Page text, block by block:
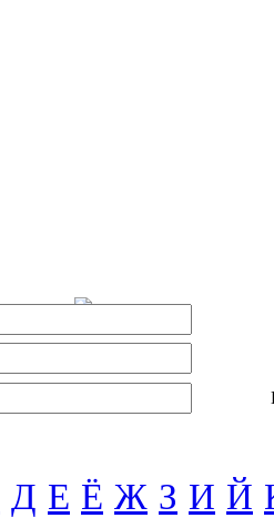
Д Е Ё Ж З И Й